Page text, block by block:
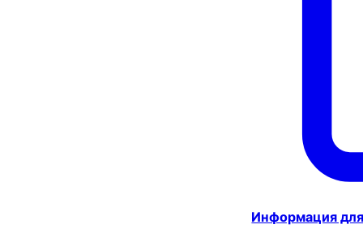
Информация